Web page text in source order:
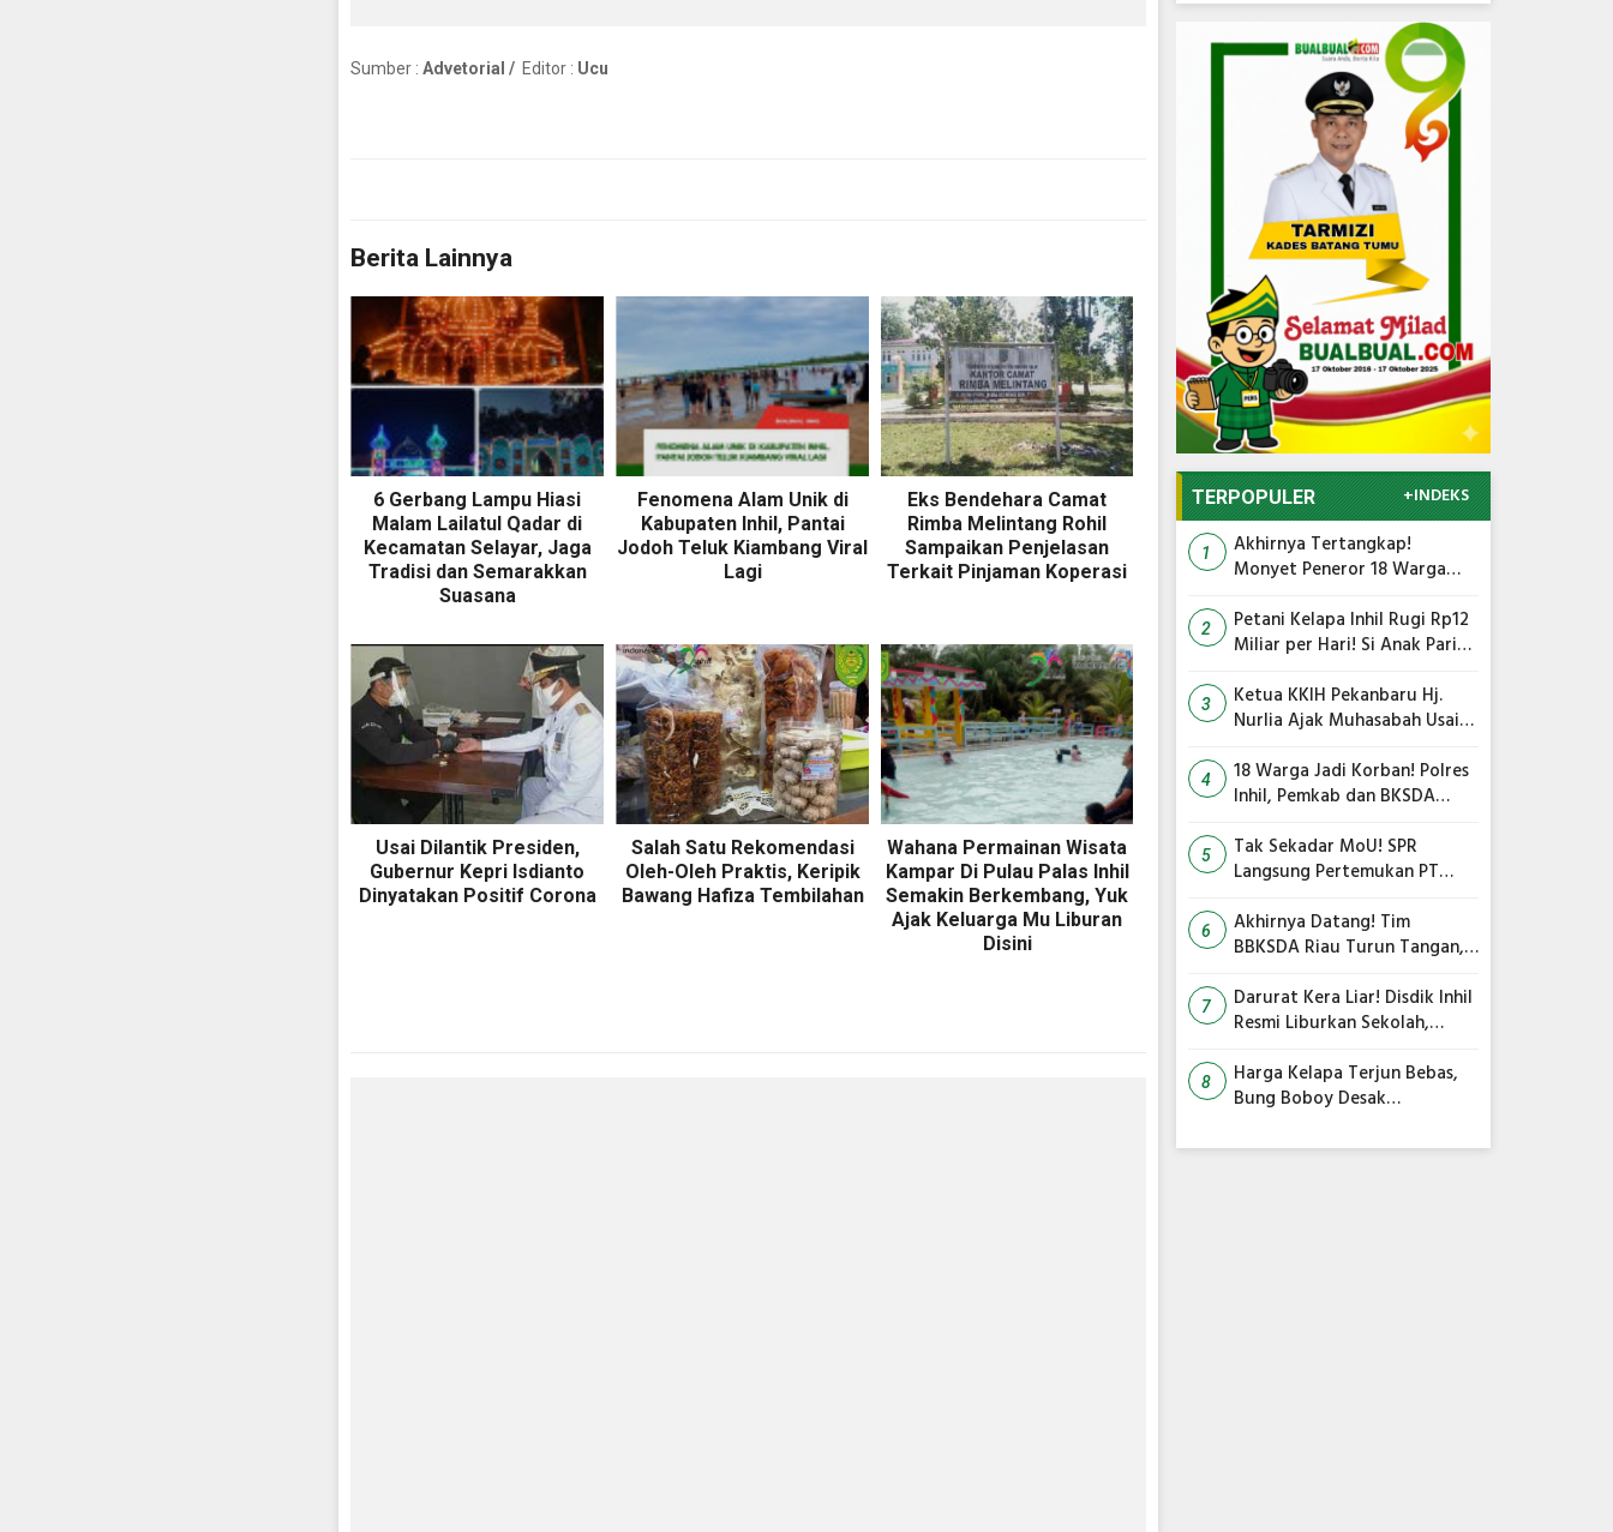
Sumber : Advetorial / Editor : Ucu
Berita Lainnya
6 Gerbang Lampu Hiasi
Malam Lailatul Qadar di
Kecamatan Selayar, Jaga
Tradisi dan Semarakkan
Suasana
Fenomena Alam Unik di
Kabupaten Inhil, Pantai
Jodoh Teluk Kiambang Viral
Lagi
Eks Bendehara Camat
Rimba Melintang Rohil
Sampaikan Penjelasan
Terkait Pinjaman Koperasi
Usai Dilantik Presiden,
Gubernur Kepri Isdianto
Dinyatakan Positif Corona
Salah Satu Rekomendasi
Oleh-Oleh Praktis, Keripik
Bawang Hafiza Tembilahan
Wahana Permainan Wisata
Kampar Di Pulau Palas Inhil
Semakin Berkembang, Yuk
Ajak Keluarga Mu Liburan
Disini
TERPOPULER +INDEKS
1
Akhirnya Tertangkap!
Monyet Peneror 18 Warga
2
Petani Kelapa Inhil Rugi Rp12
Miliar per Hari! Si Anak Parit
Terus Anjlok
3
Ketua KKIH Pekanbaru Hj.
Nurlia Ajak Muhasabah Usai
Serangan Monyet di
Tembilahan
4
18 Warga Jadi Korban! Polres
Inhil, Pemkab dan BKSDA
Peneror Tembilahan
5
Tak Sekadar MoU! SPR
Langsung Pertemukan PT
dan Ibnu Sina Bahas Kerja
Sama Pengelolaan Limbah
6
Akhirnya Datang! Tim
BBKSDA Riau Turun Tangan,
Siap Diakhiri
7
Darurat Kera Liar! Disdik Inhil
Resmi Liburkan Sekolah,
8
Harga Kelapa Terjun Bebas,
Bung Boboy Desak
Selamatkan Petani!